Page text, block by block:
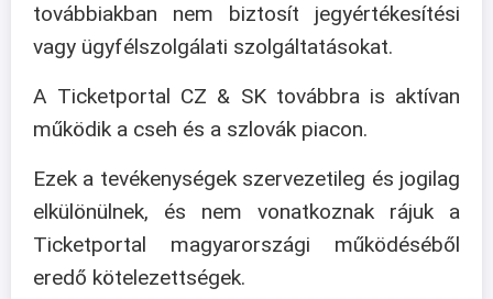
továbbiakban nem biztosít jegyértékesítési
vagy ügyfélszolgálati szolgáltatásokat.
A Ticketportal CZ & SK továbbra is aktívan
működik a cseh és a szlovák piacon.
Ezek a tevékenységek szervezetileg és jogilag
elkülönülnek, és nem vonatkoznak rájuk a
Ticketportal magyarországi működéséből
eredő kötelezettségek.